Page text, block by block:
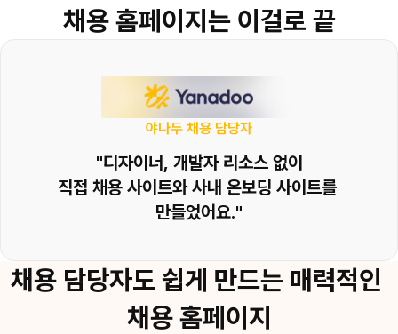
채용 홈페이지는 이걸로 끝
야나두 채용 담당자
"디자이너, 개발자 리소스 없이
직접 채용 사이트와 사내 온보딩 사이트를
만들었어요."
채용 담당자도 쉽게 만드는 매력적인
채용 홈페이지